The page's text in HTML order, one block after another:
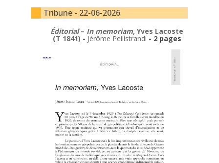
Tribune - 22-06-2026
Éditorial– In memoriam, Yves Lacoste
(T 1841) - Jérôme Pellistrandi - 2 pages